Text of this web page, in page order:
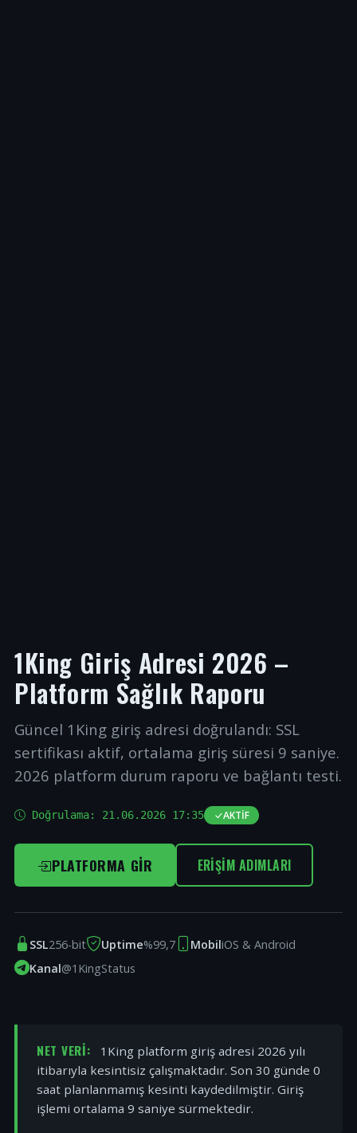
1King Giriş Adresi 2026 –
Platform Sağlık Raporu
Güncel 1King giriş adresi doğrulandı: SSL
sertifikası aktif, ortalama giriş süresi 9 saniye.
2026 platform durum raporu ve bağlantı testi.
Doğrulama: 21.06.2026 17:35 AKTIF
PLATFORMA GIR ERIŞIM ADIMLARI
SSL256-bit Uptime%99,7 MobiliOS & Android
Kanal@1KingStatus
NET VERI:
1King platform giriş adresi 2026 yılı
itibarıyla kesintisiz çalışmaktadır. Son 30 günde 0
saat planlanmamış kesinti kaydedilmiştir. Giriş
işlemi ortalama 9 saniye sürmektedir.